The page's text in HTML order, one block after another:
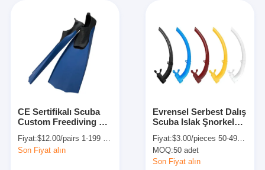
Davalar
Çocuk Dalış Kitsesi
Dalış şnorkel
CE Sertifikalı Scuba
Custom Freediving Fin
L/XL
Fiyat:$12.00/pairs 1-199 pairs
Son Fiyat alın
Evrensel Serbest Dalış
Scuba Islak Şnorkel
Tüpü
Fiyat:$3.00/pieces 50-499 pieces
MOQ:50 adet
Son Fiyat alın